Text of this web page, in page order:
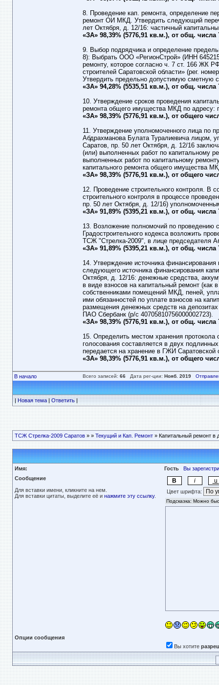
8. Проведение кап. ремонта, определение
ремонт ОИ МКД. Утвердить следующий
лет Октября, д. 12/16: частичный
«ЗА» 98,39% (5776,91 кв.м.), от общ. числа
9. Выбор подрядчика и определение
8): Выбрать ООО «РегионСтрой» (ИНН
ремонту, которое согласно ч. 7 ст. 166 ЖК
строителей Саратовской области» (рег.
Утвердить предельно допустимую сметную
«ЗА» 94,28% (5535,51 кв.м.), от общ. числа
10. Утверждение сроков проведения
ремонта общего имущества МКД по адресу:
«ЗА» 98,39% (5776,91 кв.м.), от общего
11. Утверждение уполномоченного лица по
Абдрахманова Булата Туралиевича лицом,
Саратов, пр. 50 лет Октября, д. 12/16
(или) выполненных работ по капитальному
выполненных работ по капитальному
капитального ремонта общего имущества
«ЗА» 98,39% (5776,91 кв.м.), от общего
12. Проведение строительного контроля. В
строительного контроля в процессе
пр. 50 лет Октября, д. 12/16)
«ЗА» 91,89% (5395,21 кв.м.), от общ. числа
13. Возложение полномочий по проведению
Градостроительного кодекса возложить
ТСЖ "Стрелка-2009", в лице председателя
«ЗА» 91,89% (5395,21 кв.м.), от общ. числа
14. Утверждение источника
следующего источника финансирования
Октября, д. 12/16: денежные средства,
в виде взносов на капитальный ремонт (как
собственниками помещений МКД, пеней,
ими обязанностей по уплате взносов на
размещения денежных средств на
ПАО Сбербанк (р/с 40705810756000002723).
«ЗА» 98,39% (5776,91 кв.м.), от общ. числа
15. Определить местом хранения протокола
голосования составляется в двух
передается на хранение в ГЖИ Саратовской
«ЗА» 98,39% (5776,91 кв.м.), от общего
В начало Всего записей: 66Дата рег-ции: Нояб. 2019
|Новая тема|Ответить|
ТСЖ Стрелка-2009 Саратов» » Текущий и Кап. Ремонт» Капитальный ремонт в
Имя: Гость
Вы
Сообщение
Для вставки имени, кликните на нем.
Для вставки цитаты, выделите её и нажмите эту ссылку.
Цвет шрифта:
Опции сообщения
Вы хотите